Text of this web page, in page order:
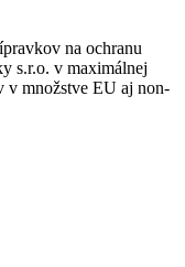
na ochranu
s.r.o. v maximálnej
v množstve EU aj non-